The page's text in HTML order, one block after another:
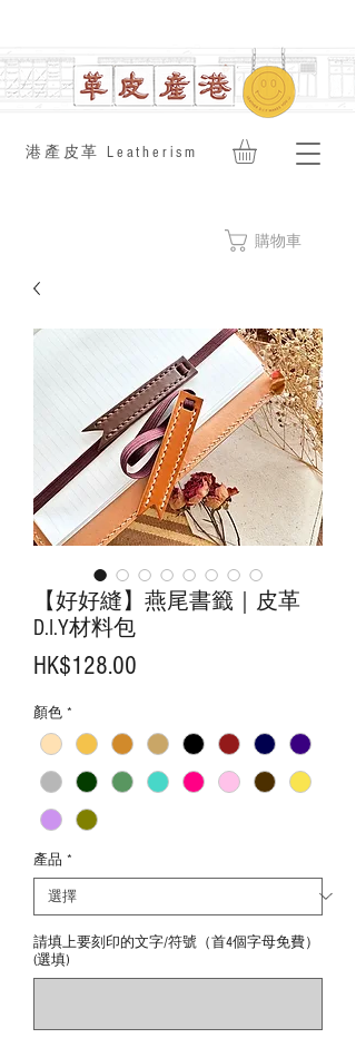
​港產皮革 Leatherism
購物車
【好好縫】燕尾書籤｜皮革
D.I.Y材料包
HK$128.00
顏色 *
產品 *
請填上要刻印的文字/符號（首4個字母免費）
(選填)